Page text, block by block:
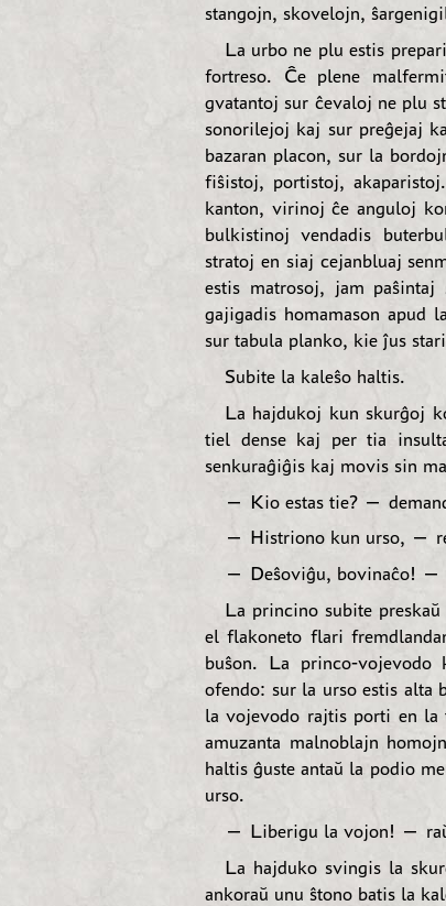
stangojn, skovelojn,
La urbo ne plu estis
fortreso. Ĉe plene
gvatantoj sur ĉevaloj ne plu
sonorilejoj kaj sur preĝejaj
bazaran placon, sur la
fiŝistoj, portistoj,
kanton, virinoj ĉe anguloj
bulkistinoj vendadis
stratoj en siaj cejanbluaj
estis matrosoj, jam
gajigadis homamason apud
sur tabula planko, kie ĵus
Subite la kaleŝo haltis.
La hajdukoj kun skurĝoj
tiel dense kaj per tia
senkuraĝiĝis kaj movis sin
— Kio estas tie? —
— Histriono kun urso, —
— Deŝoviĝu, bovinaĉo! —
La princino subite
el flakoneto flari
buŝon. La princo-vojevodo
ofendo: sur la urso estis
la vojevodo rajtis porti en la
amuzanta malnoblajn
haltis ĝuste antaŭ la podio
urso.
— Liberigu la vojon! —
La hajduko svingis la
ankoraŭ unu ŝtono batis la